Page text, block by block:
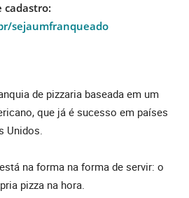
cadastro:
sejaumfranqueado
de pizzaria baseada em um
que já é sucesso em países
Unidos.
na forma na forma de servir: o
pizza na hora.